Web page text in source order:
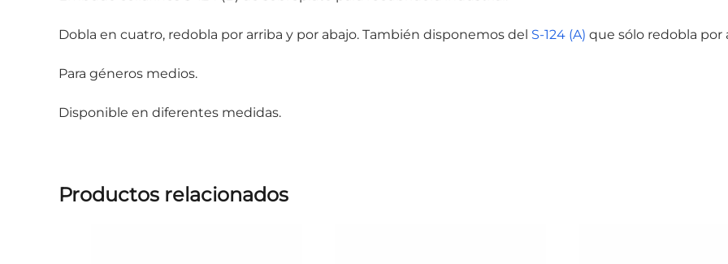
Dobla en cuatro, redobla por arriba y por abajo. También disponemos del S-124 (A) que sólo redobla por
Para géneros medios.
Disponible en diferentes medidas.
Productos relacionados